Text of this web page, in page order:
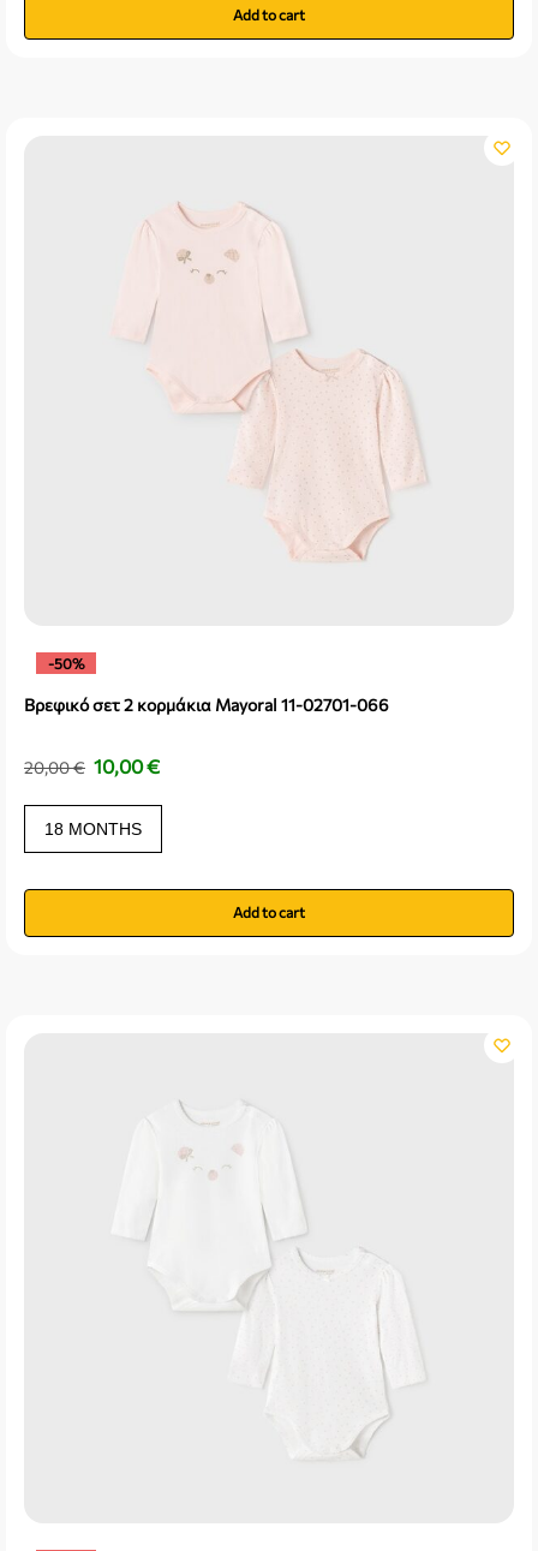
Add to cart
-50%
Βρεφικό σετ 2 κορμάκια Mayoral 11-02701-066
20,00€ 10,00€
18 MONTHS
Add to cart